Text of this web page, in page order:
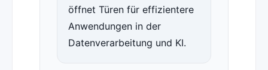
öffnet Türen für effizientere
Anwendungen in der
Datenverarbeitung und KI.